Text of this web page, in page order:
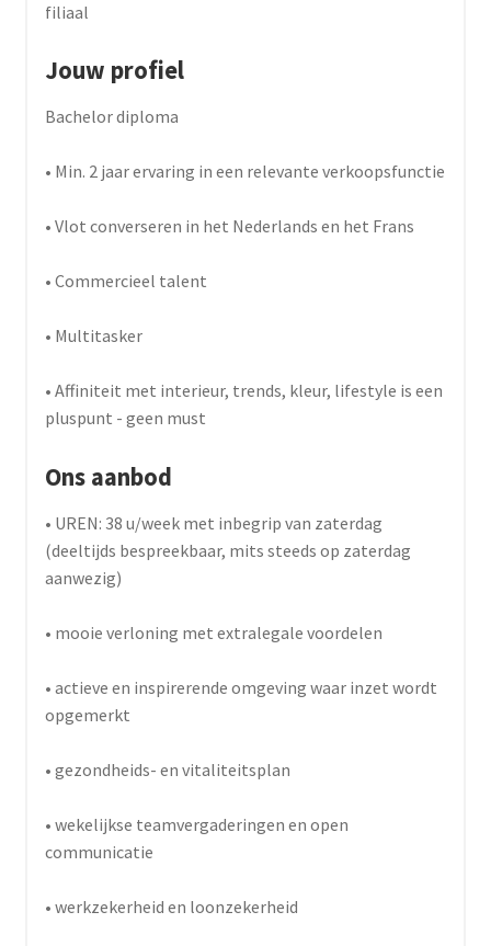
filiaal
Jouw profiel
Bachelor diploma
• Min. 2 jaar ervaring in een relevante verkoopsfunctie
• Vlot converseren in het Nederlands en het Frans
• Commercieel talent
• Multitasker
• Affiniteit met interieur, trends, kleur, lifestyle is een
pluspunt - geen must
Ons aanbod
• UREN: 38 u/week met inbegrip van zaterdag
(deeltijds bespreekbaar, mits steeds op zaterdag
aanwezig)
• mooie verloning met extralegale voordelen
• actieve en inspirerende omgeving waar inzet wordt
opgemerkt
• gezondheids- en vitaliteitsplan
• wekelijkse teamvergaderingen en open
communicatie
• werkzekerheid en loonzekerheid